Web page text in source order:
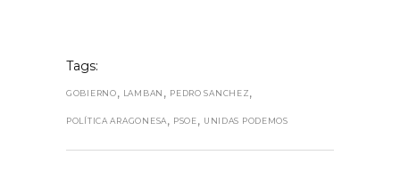
Tags:
GOBIERNO, LAMBAN , PEDRO SANCHEZ,
POLÍTICA ARAGONESA, PSOE, UNIDAS PODEMOS